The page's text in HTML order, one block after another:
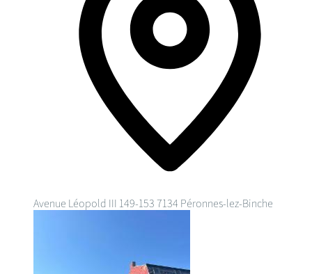
Avenue Léopold III 149-153 7134 Péronnes-lez-Binche